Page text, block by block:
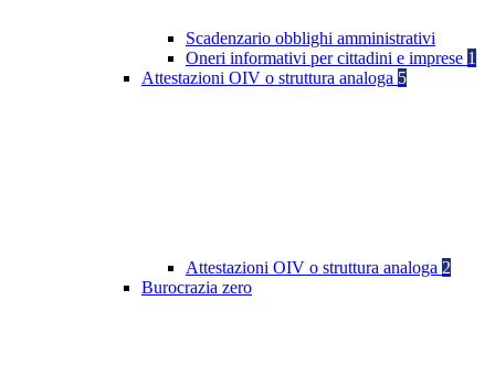
Scadenzario obblighi amministrativi
Oneri informativi per cittadini e imprese 1
Attestazioni OIV o struttura analoga 5
Attestazioni OIV o struttura analoga 2
Burocrazia zero